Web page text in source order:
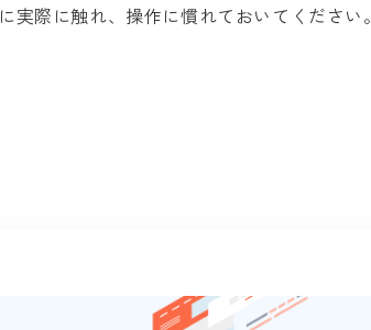
に実際に触れ、操作に慣れておいてください。